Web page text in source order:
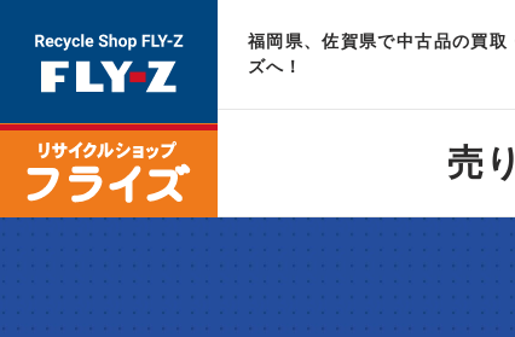
福岡県、佐賀県で中古品の買
ズへ！
売